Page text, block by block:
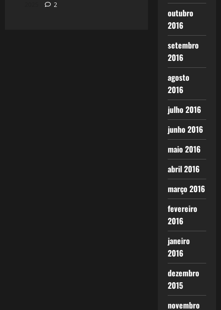
2
outubro
2016
setembro
2016
agosto
2016
julho 2016
junho 2016
maio 2016
abril 2016
março 2016
fevereiro
2016
janeiro
2016
dezembro
2015
novembro